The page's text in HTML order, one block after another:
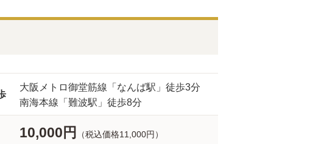
大阪メトロ御堂筋線「なんば駅」徒歩3分
南海本線「難波駅」徒歩8分
10,000円 （税込価格11,000円）